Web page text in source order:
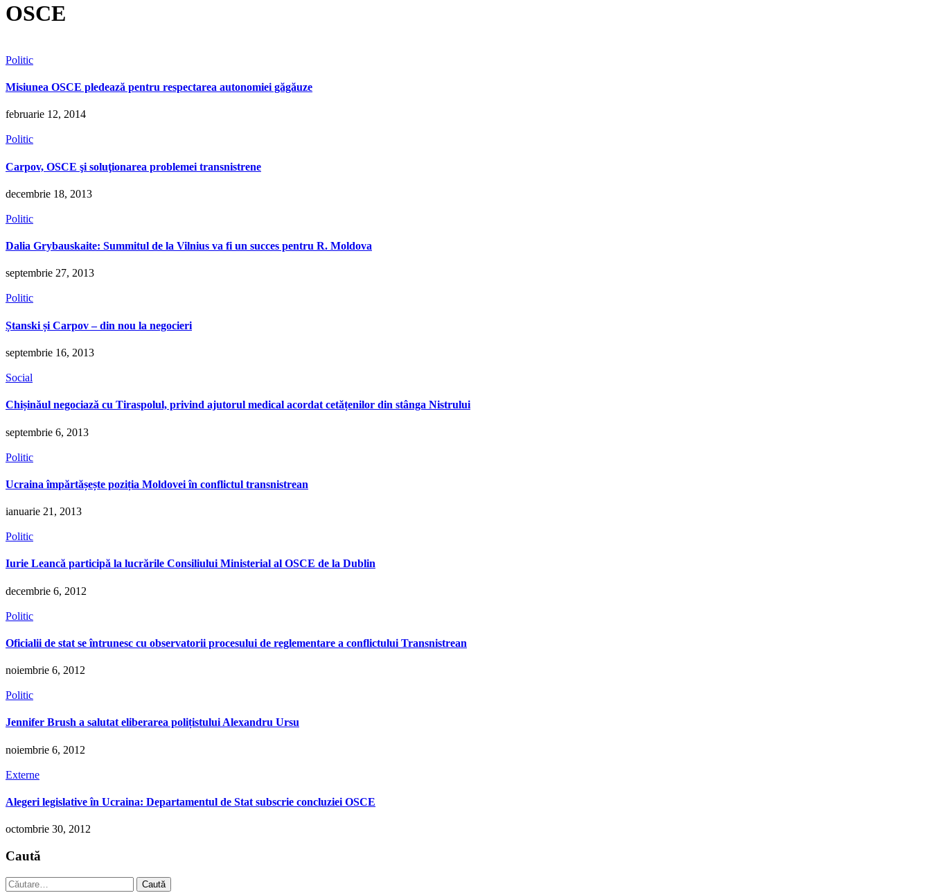
OSCE
Politic
Misiunea OSCE pledează pentru respectarea autonomiei găgăuze
februarie 12, 2014
Politic
Carpov, OSCE şi soluţionarea problemei transnistrene
decembrie 18, 2013
Politic
Dalia Grybauskaite: Summitul de la Vilnius va fi un succes pentru R. Moldova
septembrie 27, 2013
Politic
Ștanski și Carpov – din nou la negocieri
septembrie 16, 2013
Social
Chișinăul negociază cu Tiraspolul, privind ajutorul medical acordat cetățenilor din stânga Nistrului
septembrie 6, 2013
Politic
Ucraina împărtășește poziția Moldovei în conflictul transnistrean
ianuarie 21, 2013
Politic
Iurie Leancă participă la lucrările Consiliului Ministerial al OSCE de la Dublin
decembrie 6, 2012
Politic
Oficialii de stat se întrunesc cu observatorii procesului de reglementare a conflictului Transnistrean
noiembrie 6, 2012
Politic
Jennifer Brush a salutat eliberarea polițistului Alexandru Ursu
noiembrie 6, 2012
Externe
Alegeri legislative în Ucraina: Departamentul de Stat subscrie concluziei OSCE
octombrie 30, 2012
Caută
Caută